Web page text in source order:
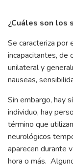
¿Cuáles son los
Se caracteriza por
incapacitantes, de
unilateral y
nauseas,
Sin embargo, hay
individuo, hay
término que
neurológicos
aparecen durante
hora o más.